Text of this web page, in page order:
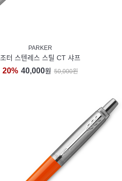
PARKER
조터 스텐레스 스틸 CT 샤프
20% 40,000원 50,000원